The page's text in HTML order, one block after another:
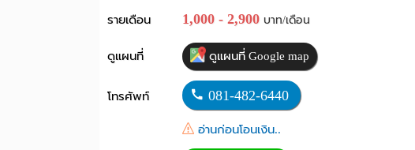
รายเดือน 1,000 - 2,900 บาท/เดือน
ดูแผนที่ ดูแผนที่ Google map
โทรศัพท์ 081-482-6440
อ่านก่อนโอนเงิน..